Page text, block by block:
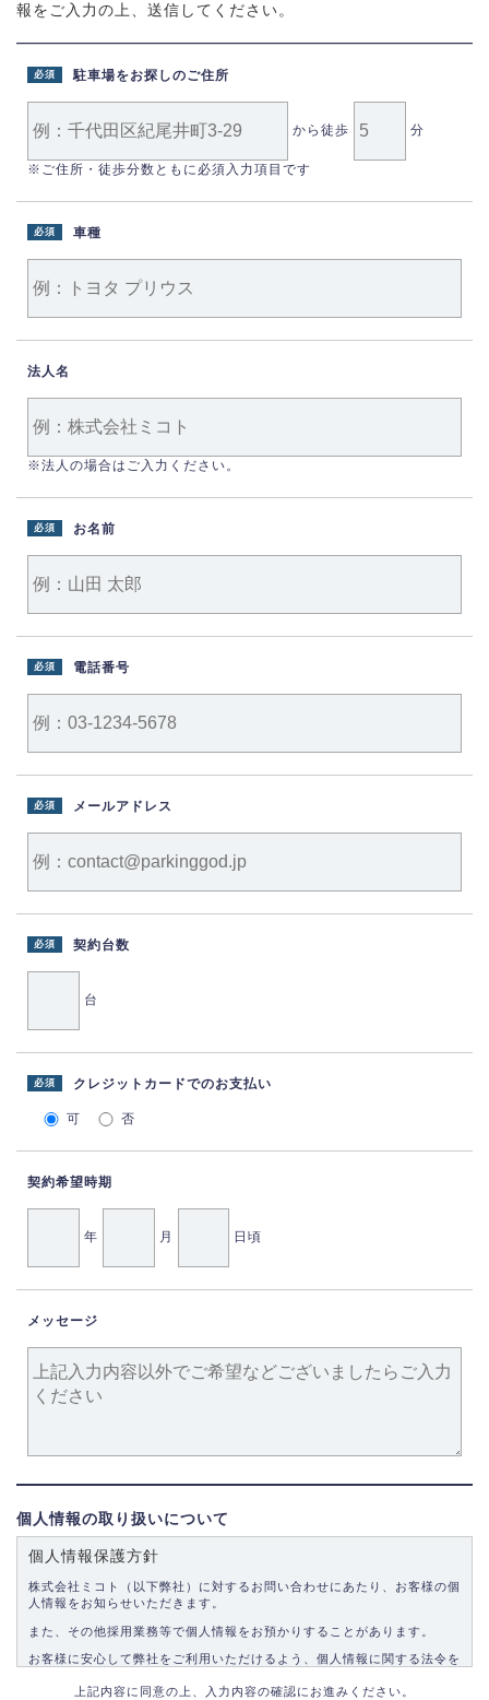
報をご入力の上、送信してください。
駐車場をお探しのご住所
必須
から徒歩 分
※ご住所・徒歩分数ともに必須入力項目です
車種
必須
法人名
※法人の場合はご入力ください。
お名前
必須
電話番号
必須
メールアドレス
必須
契約台数
必須
台
クレジットカードでのお支払い
必須
可 否
契約希望時期
年 月 日頃
メッセージ
個人情報の取り扱いについて
個人情報保護方針
株式会社ミコト（以下弊社）に対するお問い合わせにあたり、お客様の個
人情報をお知らせいただきます。
また、その他採用業務等で個人情報をお預かりすることがあります。
お客様に安心して弊社をご利用いただけるよう、個人情報に関する法令を
上記内容に同意の上、入力内容の確認にお進みください。